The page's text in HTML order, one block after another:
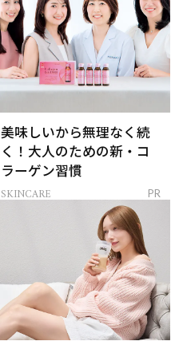
美味しいから無理なく続
く！大人のための新・コ
ラーゲン習慣
SKINCARE PR